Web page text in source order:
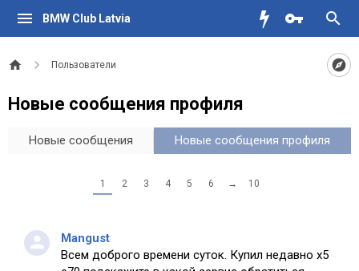
BMW Club Latvia
Пользователи
Новые сообщения профиля
Новые сообщения Новые сообщения профиля
1 2 3 4 5 6 → 10
Mangust
Всем доброго времени суток. Купил недавно х5